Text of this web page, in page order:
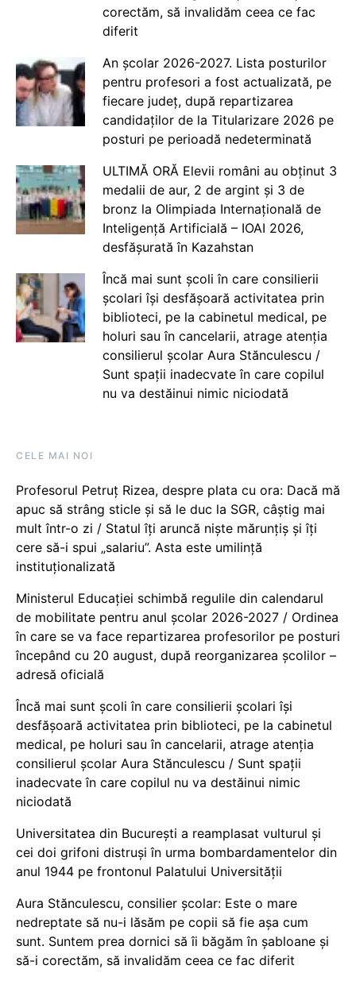
corectăm, să invalidăm ceea ce fac
diferit
An școlar 2026-2027. Lista posturilor
pentru profesori a fost actualizată, pe
fiecare județ, după repartizarea
candidaților de la Titularizare 2026 pe
posturi pe perioadă nedeterminată
ULTIMĂ ORĂ Elevii români au obținut 3
medalii de aur, 2 de argint și 3 de
bronz la Olimpiada Internațională de
Inteligență Artificială – IOAI 2026,
desfășurată în Kazahstan
Încă mai sunt școli în care consilierii
școlari își desfășoară activitatea prin
biblioteci, pe la cabinetul medical, pe
holuri sau în cancelarii, atrage atenția
consilierul școlar Aura Stănculescu /
Sunt spații inadecvate în care copilul
nu va destăinui nimic niciodată
CELE MAI NOI
Profesorul Petruț Rizea, despre plata cu ora: Dacă mă
apuc să strâng sticle și să le duc la SGR, câștig mai
mult într-o zi / Statul îți aruncă niște mărunțiș și îți
cere să-i spui „salariu”. Asta este umilință
instituționalizată
Ministerul Educației schimbă regulile din calendarul
de mobilitate pentru anul școlar 2026-2027 / Ordinea
în care se va face repartizarea profesorilor pe posturi
începând cu 20 august, după reorganizarea școlilor –
adresă oficială
Încă mai sunt școli în care consilierii școlari își
desfășoară activitatea prin biblioteci, pe la cabinetul
medical, pe holuri sau în cancelarii, atrage atenția
consilierul școlar Aura Stănculescu / Sunt spații
inadecvate în care copilul nu va destăinui nimic
niciodată
Universitatea din București a reamplasat vulturul și
cei doi grifoni distruși în urma bombardamentelor din
anul 1944 pe frontonul Palatului Universității
Aura Stănculescu, consilier școlar: Este o mare
nedreptate să nu-i lăsăm pe copii să fie așa cum
sunt. Suntem prea dornici să îi băgăm în șabloane și
să-i corectăm, să invalidăm ceea ce fac diferit